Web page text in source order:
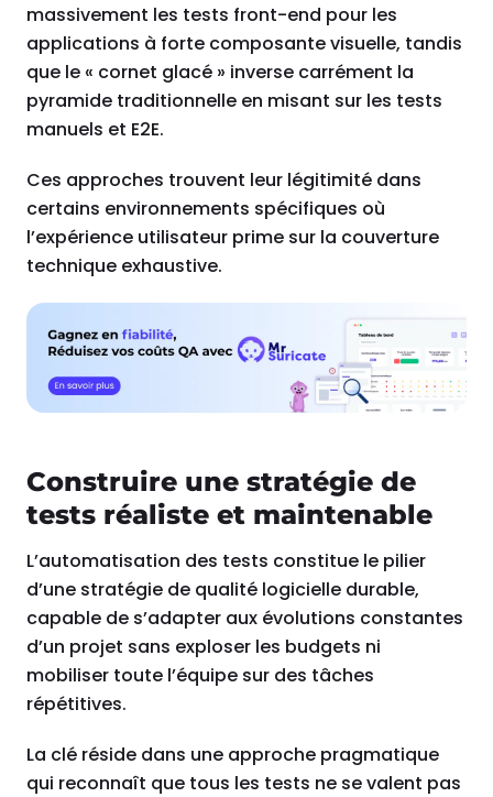
massivement les tests front-end pour les
applications à forte composante visuelle, tandis
que le « cornet glacé » inverse carrément la
pyramide traditionnelle en misant sur les tests
manuels et E2E.
Ces approches trouvent leur légitimité dans
certains environnements spécifiques où
l’expérience utilisateur prime sur la couverture
technique exhaustive.
Construire une stratégie de
tests réaliste et maintenable
L’automatisation des tests constitue le pilier
d’une stratégie de qualité logicielle durable,
capable de s’adapter aux évolutions constantes
d’un projet sans exploser les budgets ni
mobiliser toute l’équipe sur des tâches
répétitives.
La clé réside dans une approche pragmatique
qui reconnaît que tous les tests ne se valent pas